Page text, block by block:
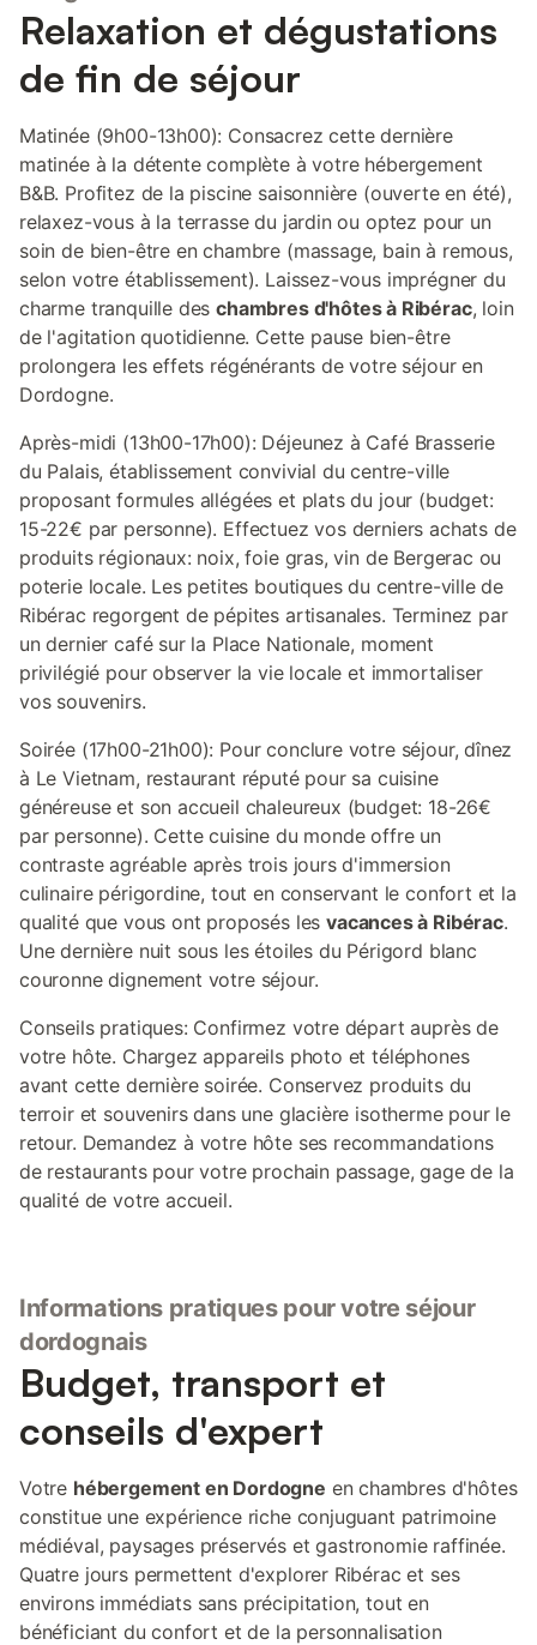
Relaxation et dégustations
de fin de séjour
Matinée (9h00-13h00): Consacrez cette dernière
matinée à la détente complète à votre hébergement
B&B. Profitez de la piscine saisonnière (ouverte en été),
relaxez-vous à la terrasse du jardin ou optez pour un
soin de bien-être en chambre (massage, bain à remous,
selon votre établissement). Laissez-vous imprégner du
charme tranquille deschambres d'hôtes à Ribérac, loin
de l'agitation quotidienne. Cette pause bien-être
prolongera les effets régénérants de votre séjour en
Dordogne.
Après-midi (13h00-17h00): Déjeunez à Café Brasserie
du Palais, établissement convivial du centre-ville
proposant formules allégées et plats du jour (budget:
15-22€ par personne). Effectuez vos derniers achats de
produits régionaux: noix, foie gras, vin de Bergerac ou
poterie locale. Les petites boutiques du centre-ville de
Ribérac regorgent de pépites artisanales. Terminez par
un dernier café sur la Place Nationale, moment
privilégié pour observer la vie locale et immortaliser
vos souvenirs.
Soirée (17h00-21h00): Pour conclure votre séjour, dînez
à Le Vietnam, restaurant réputé pour sa cuisine
généreuse et son accueil chaleureux (budget: 18-26€
par personne). Cette cuisine du monde offre un
contraste agréable après trois jours d'immersion
culinaire périgordine, tout en conservant le confort et la
qualité que vous ont proposés lesvacances à Ribérac.
Une dernière nuit sous les étoiles du Périgord blanc
couronne dignement votre séjour.
Conseils pratiques: Confirmez votre départ auprès de
votre hôte. Chargez appareils photo et téléphones
avant cette dernière soirée. Conservez produits du
terroir et souvenirs dans une glacière isotherme pour le
retour. Demandez à votre hôte ses recommandations
de restaurants pour votre prochain passage, gage de la
qualité de votre accueil.
Informations pratiques pour votre séjour
dordognais
Budget, transport et
conseils d'expert
Votre hébergement en Dordogne en chambres d'hôtes
constitue une expérience riche conjuguant patrimoine
médiéval, paysages préservés et gastronomie raffinée.
Quatre jours permettent d'explorer Ribérac et ses
environs immédiats sans précipitation, tout en
bénéficiant du confort et de la personnalisation